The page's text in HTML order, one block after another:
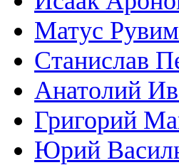
Матус
Станислав
Анатолий
Григорий
Юрий